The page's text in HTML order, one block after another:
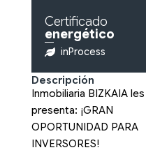
Certificado
energético
inProcess
Descripción
Inmobiliaria BIZKAIA les
presenta: ¡GRAN
OPORTUNIDAD PARA
INVERSORES!